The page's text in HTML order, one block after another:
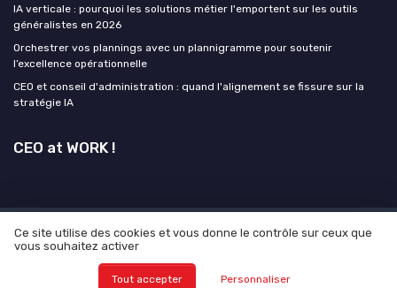
IA verticale : pourquoi les solutions métier l'emportent sur les outils
généralistes en 2026
Orchestrer vos plannings avec un plannigramme pour soutenir
l’excellence opérationnelle
CEO et conseil d'administration : quand l'alignement se fissure sur la
stratégie IA
CEO at WORK !
Mentions légales Politique de confidentialité
Grande
Enquête 2025 sur L'IA et les CEO
© CEO at WORK ! 2026
Ce site utilise des cookies et vous donne le contrôle sur ceux que
vous souhaitez activer
Tout accepter Personnaliser